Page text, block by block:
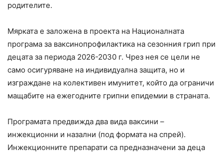
родителите.
Мярката е заложена в проекта на Националната
програма за ваксинопрофилактика на сезонния грип при
децата за периода 2026-2030 г. Чрез нея се цели не
само осигуряване на индивидуална защита, но и
изграждане на колективен имунитет, който да ограничи
мащабите на ежегодните грипни епидемии в страната.
Програмата предвижда два вида ваксини –
инжекционни и назални (под формата на спрей).
Инжекционните препарати са предназначени за деца